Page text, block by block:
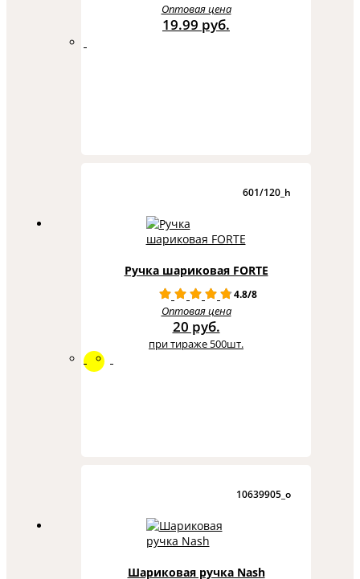
Оптовая цена
19.99 руб.
601/120_h
Ручка шариковая FORTE
4.8/8
Оптовая цена
20 руб.
при тираже 500шт.
10639905_o
Шариковая ручка Nash